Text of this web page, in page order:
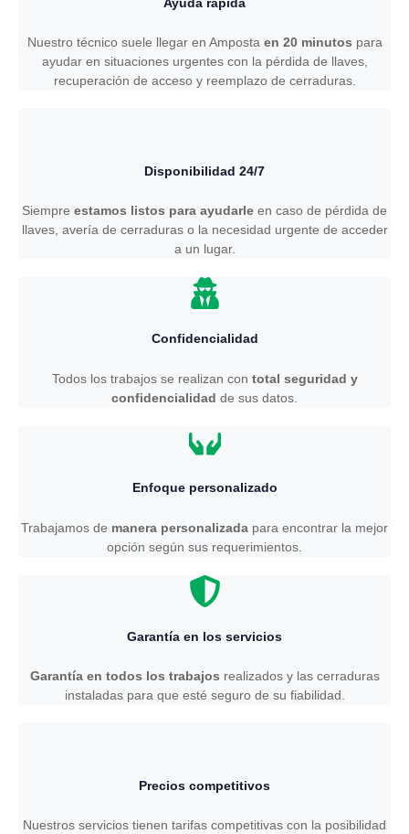
Nuestro técnico suele llegar en Amposta en 20 minutos para
ayudar en situaciones urgentes con la pérdida de llaves,
recuperación de acceso y reemplazo de cerraduras.
Disponibilidad 24/7
Siempre estamos listos para ayudarle en caso de pérdida de
llaves, avería de cerraduras o la necesidad urgente de acceder
a un lugar.
Confidencialidad
Todos los trabajos se realizan con total seguridad y
confidencialidad de sus datos.
Enfoque personalizado
Trabajamos de manera personalizada para encontrar la mejor
opción según sus requerimientos.
Garantía en los servicios
Garantía en todos los trabajos realizados y las cerraduras
instaladas para que esté seguro de su fiabilidad.
Precios competitivos
Nuestros servicios tienen tarifas competitivas con la posibilidad